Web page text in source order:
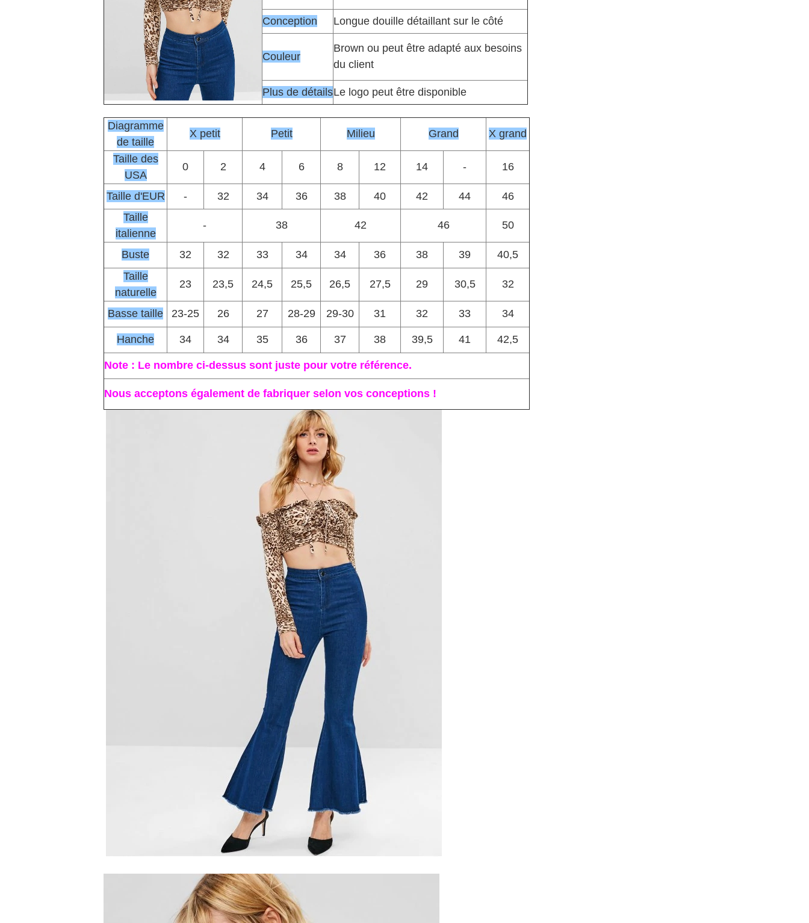
Conception Longue douille détaillant sur le côté
Couleur
Brown ou peut être adapté aux besoins
du client
Plus de détailsLe logo peut être disponible
Diagramme
de taille
X petit Petit Milieu Grand X grand
Taille des
USA
0 2 4 6 8 12 14 - 16
Taille d'EUR - 32 34 36 38 40 42 44
46
Taille
italienne
- 38 42 46 50
Buste 32 32 33 34 34 36 38 39
40,5
Taille
naturelle
23 23,5 24,5 25,5 26,5 27,5 29 30,5 32
Basse taille 23-25 26 27 28-29 29-30 31 32 33 34
Hanche 34 34 35 36 37 38 39,5 41 42,5
Note : Le nombre ci-dessus sont juste pour votre référence.
Nous acceptons également de fabriquer selon vos conceptions !